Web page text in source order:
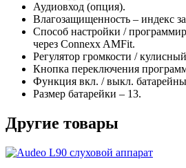
Аудиовход (опция).
Влагозащищенность – индекс
Способ настройки /
через Connexx AMFit.
Регулятор громкости /
Кнопка переключения
Функция вкл. / выкл.
Размер батарейки – 13.
Другие товары